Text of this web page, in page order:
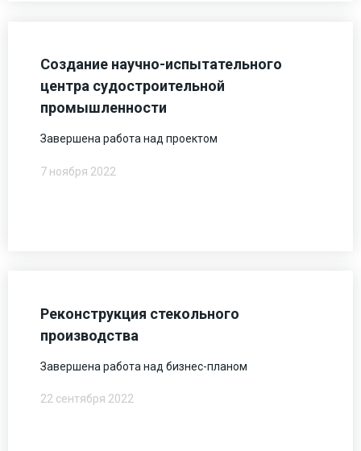
Создание научно-испытательного
центра судостроительной
промышленности
Завершена работа над проектом
7 ноября 2022
Реконструкция стекольного
производства
Завершена работа над бизнес-планом
22 сентября 2022